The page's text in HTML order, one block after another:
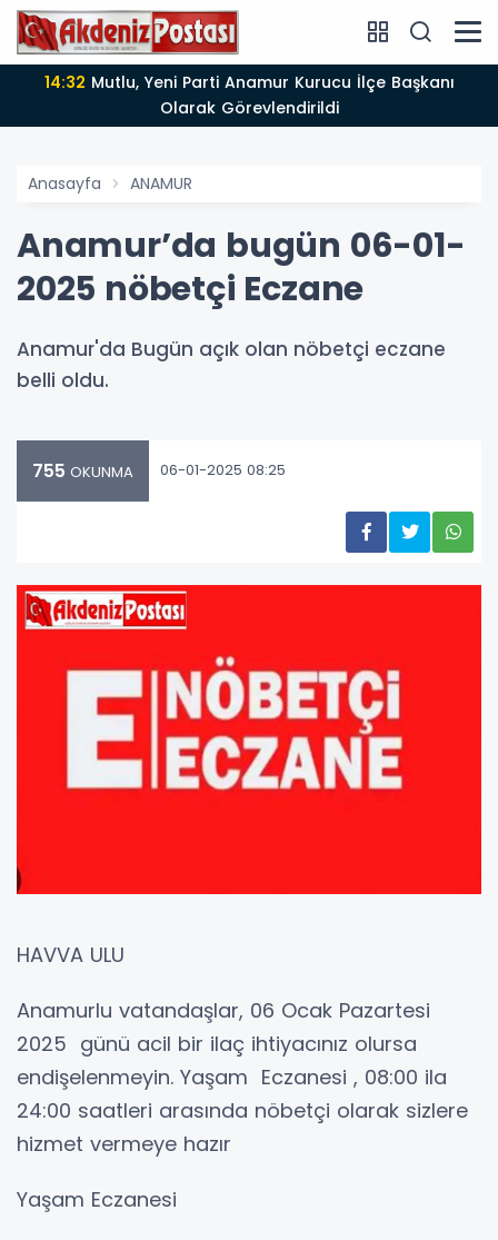
14:12Anamur'da Kasten öldürmeye teşebbüs şüphelisi
Anasayfa ANAMUR
Anamur’da bugün 06-01-
2025 nöbetçi Eczane
Anamur'da Bugün açık olan nöbetçi eczane
belli oldu.
755 OKUNMA 06-01-2025 08:25
HAVVA ULU
Anamurlu vatandaşlar, 06 Ocak Pazartesi
2025 günü acil bir ilaç ihtiyacınız olursa
endişelenmeyin. Yaşam Eczanesi , 08:00 ila
24:00 saatleri arasında nöbetçi olarak sizlere
hizmet vermeye hazır
Yaşam Eczanesi